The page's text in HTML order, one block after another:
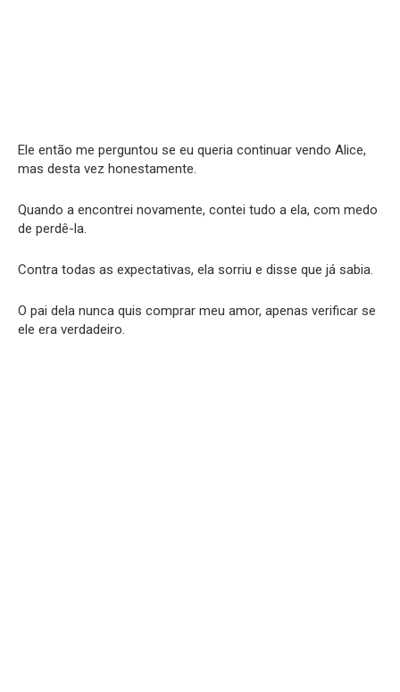
Ele então me perguntou se eu queria continuar vendo Alice,
mas desta vez honestamente.
Quando a encontrei novamente, contei tudo a ela, com medo
de perdê-la.
Contra todas as expectativas, ela sorriu e disse que já sabia.
O pai dela nunca quis comprar meu amor, apenas verificar se
ele era verdadeiro.